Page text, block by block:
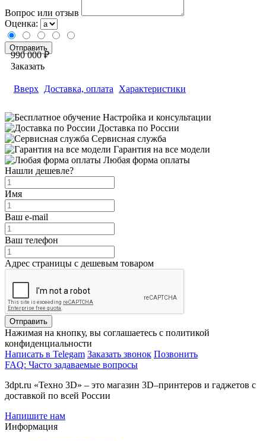
Вопрос или отзыв
Оценка:
990 000 ₽
Заказать
Вверх Доставка, оплата Характеристики
Настройка и консультации
Доставка по России
Сервисная служба
Гарантия на все модели
Любая форма оплаты
Нашли дешевле?
Имя
Ваш e-mail
Ваш телефон
Адрес страницы с дешевым товаром
Отправить
Нажимая на кнопку, вы соглашаетесь с политикой
конфиденциальности
Написать в Telegam Заказать звонок Позвонить
FAQ: Часто задаваемые вопросы
3dpt.ru «Техно 3D» – это магазин 3D–принтеров и гаджетов с
доставкой по всей России
Напишите нам
Информация